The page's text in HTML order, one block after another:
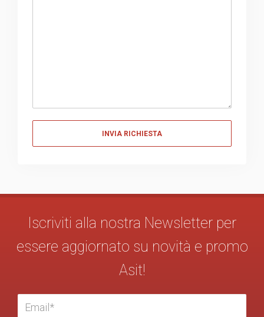
Iscriviti alla nostra Newsletter per
essere aggiornato su novità e promo
Asit!